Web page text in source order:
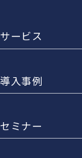
サービス
導入事例
セミナー